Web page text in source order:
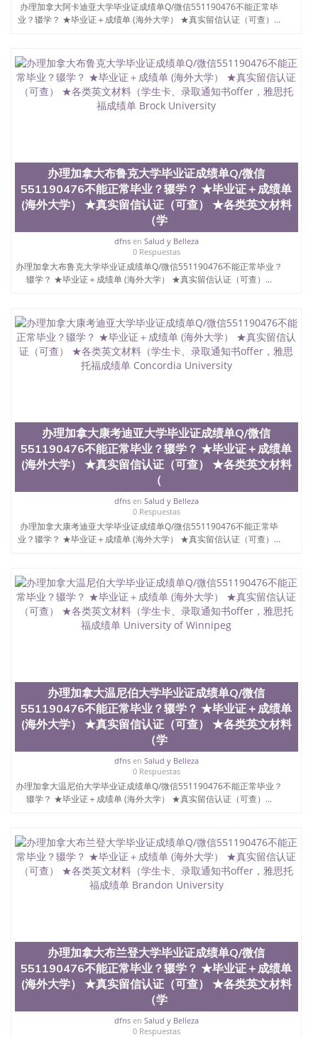
结构（包括：水印，阴影底纹，钢印LOGO烫金烫
银，LOGO烫金烫银复合重叠。 文字图案浮雕，激光
海外学校留学中介， 同时能做到与时俱进，及时掌握
各大院校的（毕业证，成绩单，资格证，学生卡，结
业证，录取通知书，在读证明等相关材料）的版本更
新信息， 能够在时间掌握的海外学历文凭的样版，尺
寸大小，纸张材质，防伪技术等等，并在时间收集到
咨询顾问：Sam q/微信:551190476 Q/微
信:551190476办理毕业证成绩单、教育部认证,录取通
知书，雅思，留学回国证明.
公司专业制作、办理、仿制、成绩单文凭、改成绩、
教育部学历学位认证、毕业证、成绩单、文凭、学历
文凭、假文凭假毕业证假学历书制作、假制作、办
理、仿制学位证书、毕业证文凭、文凭毕业证、毕业
证认证、留服认证、使馆认证、使馆证明、使馆留学
回国人员证明、留学生认证、学历认证、文凭认证学
学历、新西兰学历认证等q:551190476 微信：
551190476 圣何塞州立大学毕业证（San Jose State
University）圣何塞州立大学毕业证（San Jose State
University）圣何塞州立大学毕业证（San Jose State
University）成绩单圣何塞州立大学文凭（San Jose
State University）圣何塞州立大学（San Jose State
University）圣何塞州立大学（San Jose State
University）圣何塞州立大学（ San Jose State
University）圣何塞州立大学（San Jose State
University）圣何塞州立大学文凭（San Jose State
University）圣何塞州立大学文凭（San Jose State
University）文凭圣何塞州立大学文凭（San Jose
State University）圣何塞州立大学学历（ San Jose
State University）圣何塞州立大学学历（San Jose
State University）圣何塞州立大学（San Jose State
University）圣何塞州立大学（San Jose State
University）圣何塞州立大学（San Jose State
University）圣何塞州立大学（San Jose State
University）圣何塞州立大学学位证（San Jose State
University）圣何塞州立大学（San Jose State
University）圣何塞州立大学（San Jose State
University）圣何塞州立大学（San Jose State
University）圣何塞州立大学学位证（San Jose State
University）圣何塞州立大学学位证（San Jose State
University）圣何塞州立大学结业证（San Jose State
University）圣何塞州立大学结业证（San Jose State
University）圣何塞州立大学结业证（San Jose State
University）圣何塞州立大学学位证（San Jose State
State University）圣何塞州立大学学历证书（San
Jose State University）圣何塞州立大学学历证书
（San Jose State University）澳洲读书未毕业找人做
文凭学位qq微信551190476澳洲读CQU中央昆士兰大
学学历 绩单购买学位证书/澳洲读本科硕士做文凭/购
昆士兰大学学历成绩单购买学位证书/澳洲读本科硕
士做文凭/购买澳洲大学毕业证成绩单假文凭学历办
理加拿大温尼伯格大学毕业证成绩单Q/微信
551190476不能正常毕业？辍学？ ★毕业证＋成绩单
(海外大学） ★真实留信认证（可查） ★各类英文材
料（学生卡、录取通知书offer，雅思托福成绩单 The
University of Winnipeg
办理加拿大阿卡迪亚大学毕业证成绩单Q/微信551190476不能正常毕
业？辍学？ ★毕业证＋成绩单 (海外大学） ★真实留信认证（可查）...
办理加拿大布鲁克大学毕业证成绩单Q/微信
551190476不能正常毕业？辍学？ ★毕业证＋成绩单
(海外大学） ★真实留信认证（可查） ★各类英文材料
（学
dfnsen Salud y Belleza
0 Respuestas
办理加拿大布鲁克大学毕业证成绩单Q/微信551190476不能正常毕业？
辍学？ ★毕业证＋成绩单 (海外大学） ★真实留信认证（可查）...
办理加拿大康考迪亚大学毕业证成绩单Q/微信
551190476不能正常毕业？辍学？ ★毕业证＋成绩单
(海外大学） ★真实留信认证（可查） ★各类英文材料
（
dfnsen Salud y Belleza
0 Respuestas
办理加拿大康考迪亚大学毕业证成绩单Q/微信551190476不能正常毕
业？辍学？ ★毕业证＋成绩单 (海外大学） ★真实留信认证（可查）...
办理加拿大温尼伯大学毕业证成绩单Q/微信
551190476不能正常毕业？辍学？ ★毕业证＋成绩单
(海外大学） ★真实留信认证（可查） ★各类英文材料
（学
dfnsen Salud y Belleza
0 Respuestas
办理加拿大温尼伯大学毕业证成绩单Q/微信551190476不能正常毕业？
辍学？ ★毕业证＋成绩单 (海外大学） ★真实留信认证（可查）...
办理加拿大布兰登大学毕业证成绩单Q/微信
551190476不能正常毕业？辍学？ ★毕业证＋成绩单
(海外大学） ★真实留信认证（可查） ★各类英文材料
（学
dfnsen Salud y Belleza
0 Respuestas